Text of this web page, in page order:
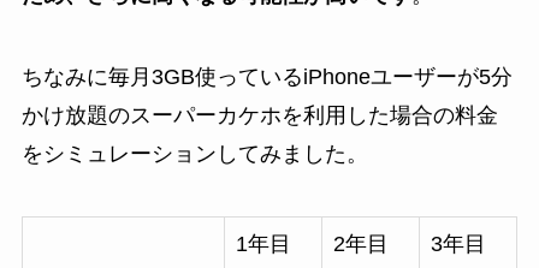
ちなみに毎月3GB使っているiPhoneユーザーが5分
かけ放題のスーパーカケホを利用した場合の料金
をシミュレーションしてみました。
1年目 2年目 3年目